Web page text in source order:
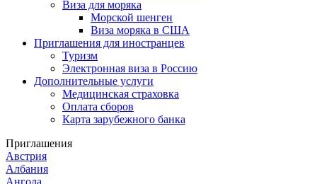
Виза для моряка
Морской шенген
Виза моряка в США
Приглашения для иностранцев
Туризм
Электронная виза в Россию
Дополнительные услуги
Медицинская страховка
Оплата сборов
Карта зарубежного банка
Приглашения
Австрия
Албания
Ангола